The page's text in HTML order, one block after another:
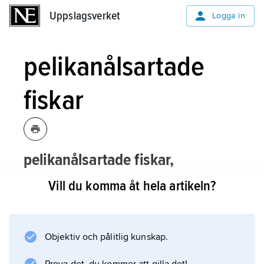
Uppslagsverket Logga in
pelikanålsartade
fiskar
pelikanålsartade fiskar,
Saccopharyngifoʹrmes, ordning
egentliga benfiskar med ca 26 arter
djuphavssnäppålar, pelikanålar,
sväljarålar (
Saccopharyngidae
Vill du komma åt hela artikeln?
Objektiv och pålitlig kunskap.